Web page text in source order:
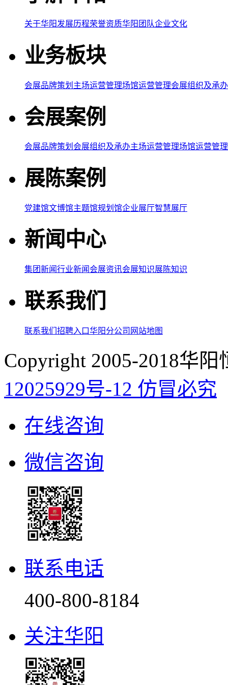
关于华阳发展历程荣誉资质华阳团队企业文化
业务板块
会展品牌策划 主场运营管理场馆运营管理会展组织及承办
会展案例
会展品牌策划 会展组织及承办主场运营管理场馆运营管理
展陈案例
党建馆文博馆主题馆规划馆企业展厅智慧展厅
新闻中心
集团新闻行业新闻 会展资讯会展知识展陈知识
联系我们
联系我们 招聘入口华阳分公司 网站地图
Copyright 2005-2018华
12025929号-12 仿冒必究
在线咨询
微信咨询
联系电话
400-800-8184
关注华阳